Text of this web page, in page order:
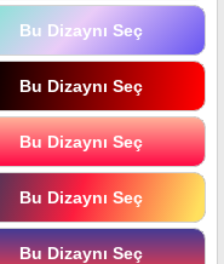
Bu Dizaynı Seç
Bu Dizaynı Seç
Bu Dizaynı Seç
Bu Dizaynı Seç
Bu Dizaynı Seç